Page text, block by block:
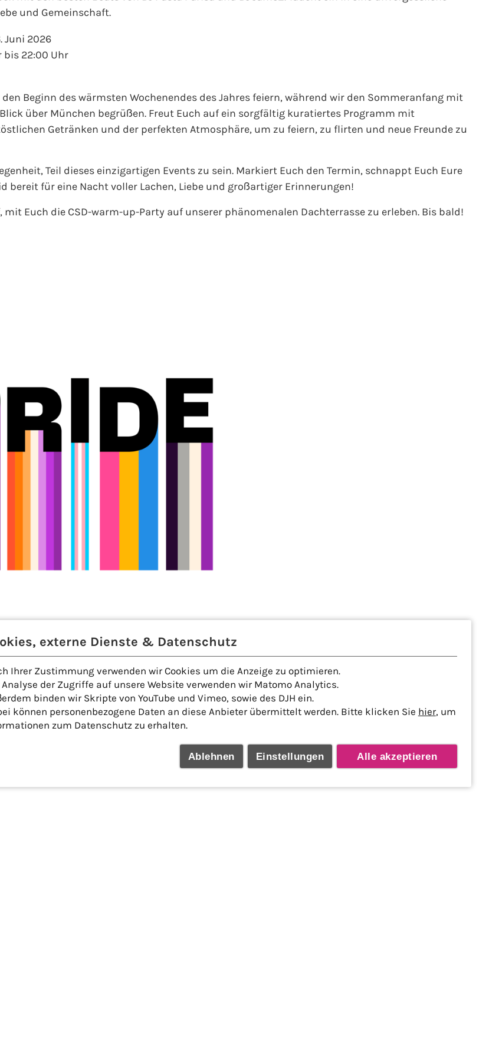
und Gemeinschaft.
Juni 2026
bis 22:00 Uhr
Beginn des wärmsten Wochenendes des Jahres feiern, während wir den Sommeranfang mit
über München begrüßen. Freut Euch auf ein sorgfältig kuratiertes Programm mit
Getränken und der perfekten Atmosphäre, um zu feiern, zu flirten und neue Freunde zu
Teil dieses einzigartigen Events zu sein. Markiert Euch den Termin, schnappt Euch Eure
bereit für eine Nacht voller Lachen, Liebe und großartiger Erinnerungen!
Euch die CSD-warm-up-Party auf unserer phänomenalen Dachterrasse zu erleben. Bis bald!
externe Dienste & Datenschutz
Ihrer Zustimmung verwenden wir Cookies um die Anzeige zu optimieren.
Analyse der Zugriffe auf unsere Website verwenden wir Matomo Analytics.
binden wir Skripte von YouTube und Vimeo, sowie des DJH ein.
können personenbezogene Daten an diese Anbieter übermittelt werden. Bitte klicken Sie hier, um
zum Datenschutz zu erhalten.
Ablehnen Einstellungen Alle akzeptieren